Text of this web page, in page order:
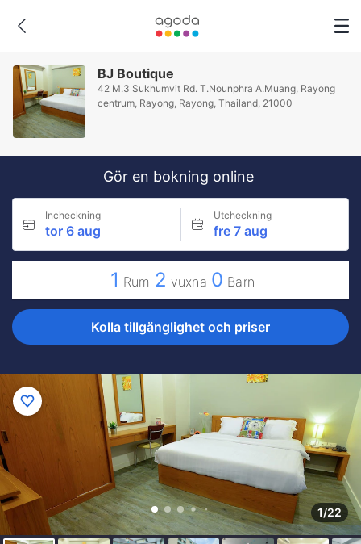
BJ Boutique
42 M.3 Sukhumvit Rd. T.Nounphra A.Muang, Rayong
centrum, Rayong, Rayong, Thailand, 21000
Gör en bokning online
Incheckning
tor 6 aug
Utcheckning
fre 7 aug
1 Rum 2 vuxna 0 Barn
Kolla tillgänglighet och priser
1/22